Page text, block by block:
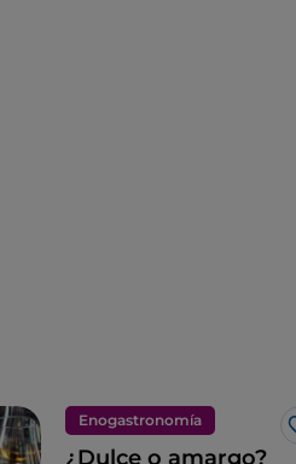
Enogastronomía
¿Dulce o amargo?